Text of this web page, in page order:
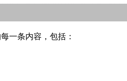
一条内容，包括：